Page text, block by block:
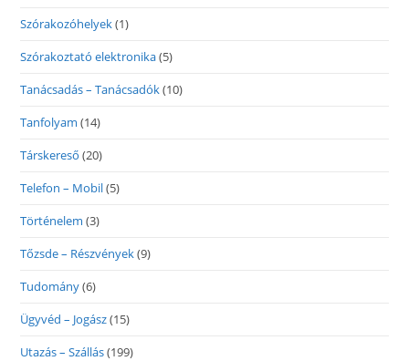
Szórakozóhelyek(1)
Szórakoztató elektronika(5)
Tanácsadás – Tanácsadók(10)
Tanfolyam (14)
Társkereső (20)
Telefon – Mobil(5)
Történelem (3)
Tőzsde – Részvények(9)
Tudomány(6)
Ügyvéd – Jogász(15)
Utazás – Szállás(199)